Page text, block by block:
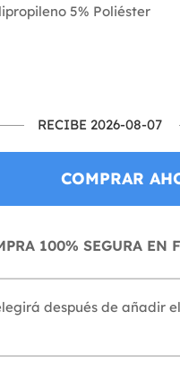
5% Poliéster
RECIBE 2026-08-07
COMPRAR
100% SEGURA EN
después de añadir